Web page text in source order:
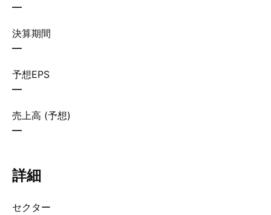
—
決算期間
—
予想EPS
—
売上高 (予想)
—
詳細
セクター